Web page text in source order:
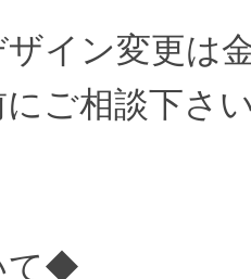
ザイン変更は
ご相談下さ
て◆